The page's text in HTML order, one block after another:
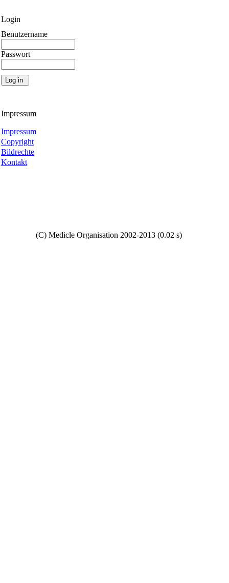
Login
Benutzername
Passwort
Impressum
Impressum
Copyright
Bildrechte
Kontakt
(C) Medicle Organisation 2002-2013 (0.02 s)